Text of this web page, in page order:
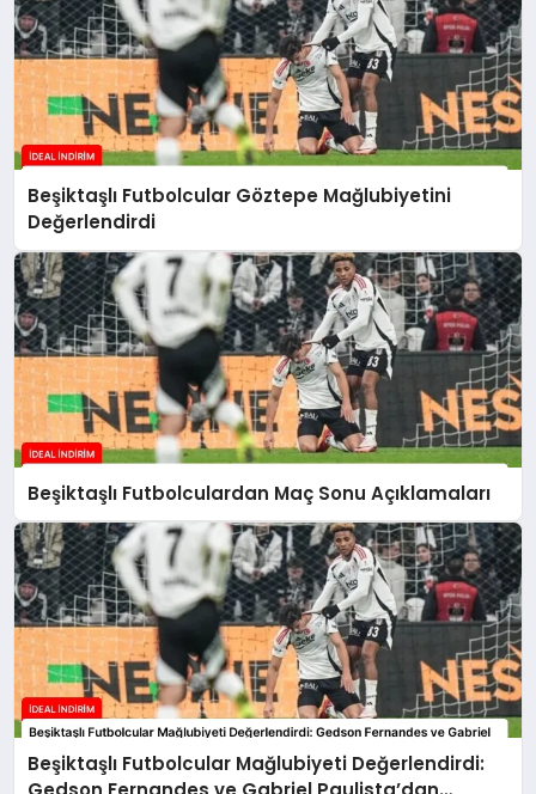
Beşiktaşlı Futbolcular Göztepe Mağlubiyetini
Değerlendirdi
Beşiktaşlı Futbolculardan Maç Sonu Açıklamaları
Beşiktaşlı Futbolcular Mağlubiyeti Değerlendirdi: